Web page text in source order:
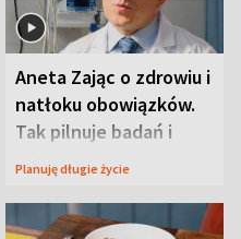
Aneta Zając o zdrowiu i
natłoku obowiązków.
Tak pilnuje badań i
wizyt
Planuję długie życie